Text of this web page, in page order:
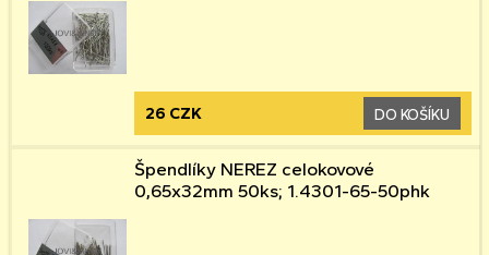
26 CZK DO KOŠÍKU
Špendlíky NEREZ celokovové
0,65x32mm 50ks; 1.4301-65-50phk